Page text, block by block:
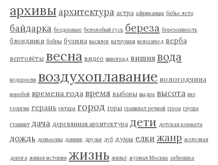
архивы архитектура астра африканцы бабье лето
байдарка бездомные белолобый гусь береза беременность
блондинки бобры бузина василек ватрушки велосипед верба
вертолёты весна видео виноград вишня вода
водоросли воздухоплавание вологодчина
воробей времена года время выборы выдра высота вяз
георгин герань гитара город горы гравилат речной гроза груша
гтацинт дача деревянная архитектура дети детская комната
дождь дольмены донник друзья дуб думы елки жанр железная
дорога живая история жизнь жильё журнал Москва заброшка